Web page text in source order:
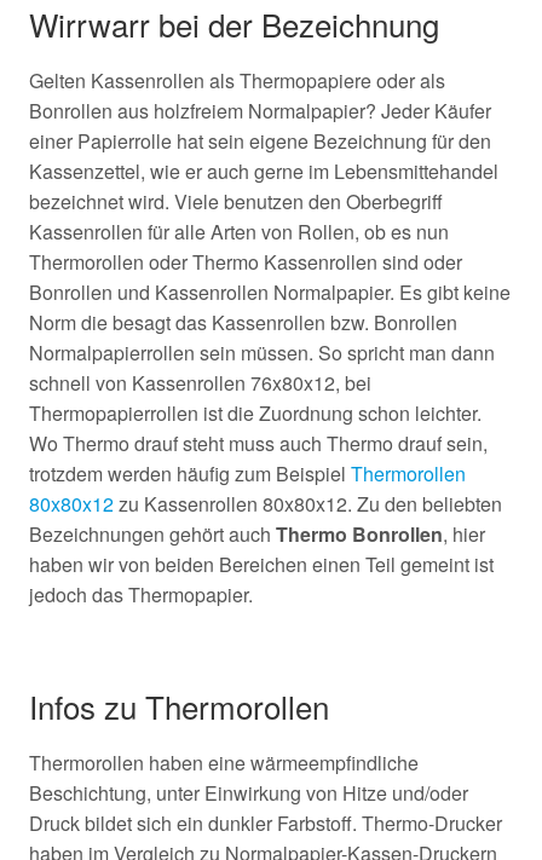
Wirrwarr bei der Bezeichnung
Gelten Kassenrollen als Thermopapiere oder als
Bonrollen aus holzfreiem Normalpapier? Jeder Käufer
einer Papierrolle hat sein eigene Bezeichnung für den
Kassenzettel, wie er auch gerne im Lebensmittehandel
bezeichnet wird. Viele benutzen den Oberbegriff
Kassenrollen für alle Arten von Rollen, ob es nun
Thermorollen oder Thermo Kassenrollen sind oder
Bonrollen und Kassenrollen Normalpapier. Es gibt keine
Norm die besagt das Kassenrollen bzw. Bonrollen
Normalpapierrollen sein müssen. So spricht man dann
schnell von Kassenrollen 76x80x12, bei
Thermopapierrollen ist die Zuordnung schon leichter.
Wo Thermo drauf steht muss auch Thermo drauf sein,
trotzdem werden häufig zum Beispiel Thermorollen
80x80x12zu Kassenrollen 80x80x12. Zu den beliebten
Bezeichnungen gehört auch Thermo Bonrollen, hier
haben wir von beiden Bereichen einen Teil gemeint ist
jedoch das Thermopapier.
Infos zu Thermorollen
Thermorollen haben eine wärmeempfindliche
Beschichtung, unter Einwirkung von Hitze und/oder
Druck bildet sich ein dunkler Farbstoff. Thermo-Drucker
haben im Vergleich zu Normalpapier-Kassen-Druckern